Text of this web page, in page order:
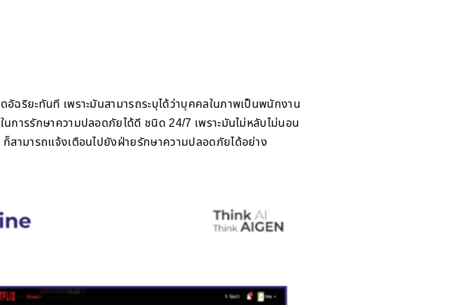
ฉริยะทันที เพราะมันสามารถระบุได้ว่าบุคคลในภาพเป็นพนักงาน
การรักษาความปลอดภัยได้ดี ชนิด 24/7 เพราะมันไม่หลับไม่นอน
สามารถแจ้งเตือนไปยังฝ่ายรักษาความปลอดภัยได้อย่าง